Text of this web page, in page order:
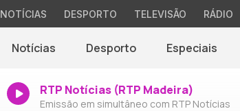
NOTÍCIAS DESPORTO TELEVISÃO RÁDIO
Notícias Desporto Especiais
RTP Notícias (RTP Madeira)
Emissão em simultâneo com RTP Notícias